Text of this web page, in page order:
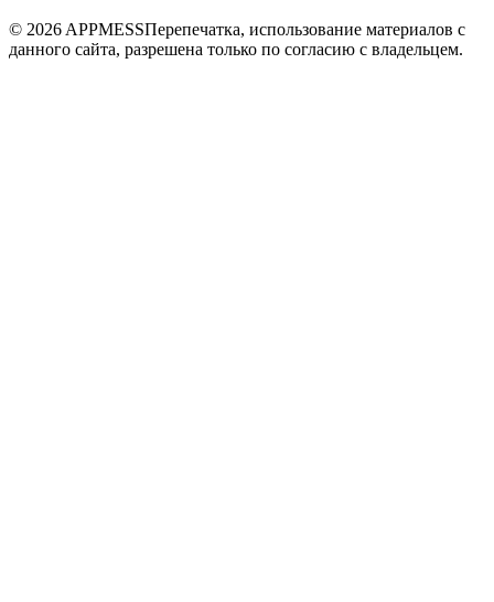
© 2026 APPMESSПерепечатка, использование материалов с
данного сайта, разрешена только по согласию с владельцем.